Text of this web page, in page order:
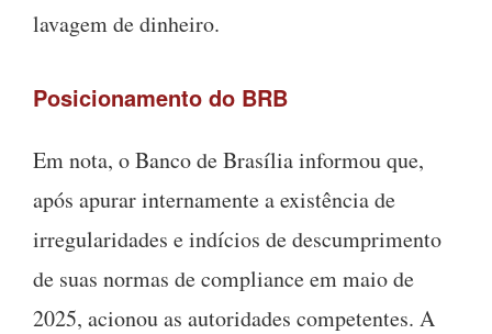
lavagem de dinheiro.
Posicionamento do BRB
Em nota, o Banco de Brasília informou que,
após apurar internamente a existência de
irregularidades e indícios de descumprimento
de suas normas de compliance em maio de
2025, acionou as autoridades competentes. A